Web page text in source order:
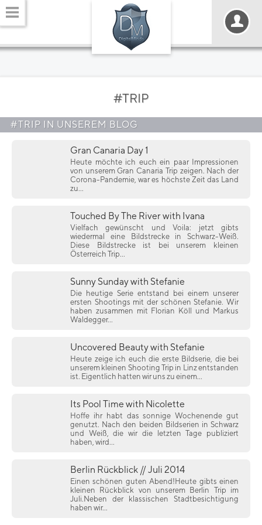
#TRIP
#TRIP IN UNSEREM BLOG
Gran Canaria Day 1
Heute möchte ich euch ein paar Impressionen
von unserem Gran Canaria Trip zeigen. Nach der
Corona-Pandemie, war es höchste Zeit das Land
zu...
Touched By The River with Ivana
Vielfach gewünscht und Voila: jetzt gibts
wiedermal eine Bildstrecke in Schwarz-Weiß.
Diese Bildstrecke ist bei unserem kleinen
Österreich Trip...
Sunny Sunday with Stefanie
Die heutige Serie entstand bei einem unserer
ersten Shootings mit der schönen Stefanie. Wir
haben zusammen mit Florian Köll und Markus
Waldegger...
Uncovered Beauty with Stefanie
Heute zeige ich euch die erste Bildserie, die bei
unserem kleinen Shooting Trip in Linz entstanden
ist. Eigentlich hatten wir uns zu einem...
Its Pool Time with Nicolette
Hoffe ihr habt das sonnige Wochenende gut
genutzt. Nach den beiden Bildserien in Schwarz
und Weiß, die wir die letzten Tage publiziert
haben, wird...
Berlin Rückblick // Juli 2014
Einen schönen guten Abend!Heute gibts einen
kleinen Rückblick von unserem Berlin Trip im
Juli.Neben der klassischen Stadtbesichtigung
haben wir...